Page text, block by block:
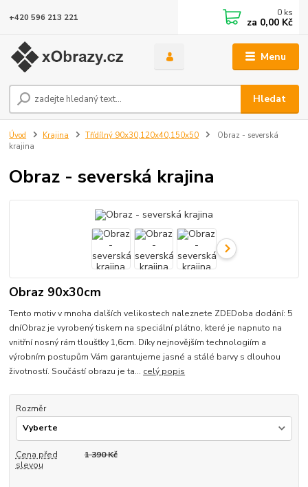
Menu
Hledat
+420 596 213 221 0 ks
za 0,00 Kč
Úvod Krajina Třídílný 90x30,120x40,150x50
Obraz - severská
krajina
Obraz - severská krajina
Obraz 90x30cm
Tento motiv v mnoha dalších velikostech naleznete ZDEDoba dodání: 5
dníObraz je vyrobený tiskem na speciální plátno, které je napnuto na
vnitřní nosný rám tloušťky 1,6cm. Díky nejnovějším technologiím a
výrobním postupům Vám garantujeme jasné a stálé barvy s dlouhou
životností. Součástí obrazu je ta... celý popis
Rozměr
Cena před
slevou
1 390 Kč